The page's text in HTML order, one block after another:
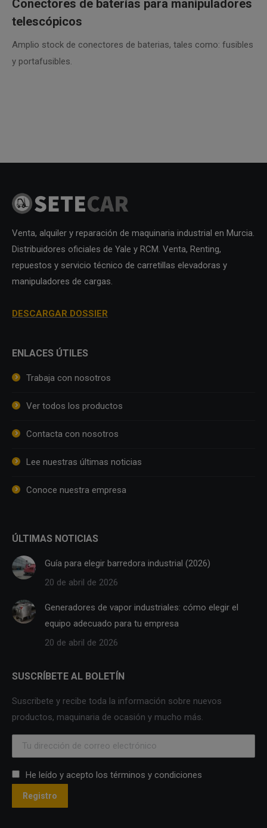
Conectores de baterías para manipuladores
telescópicos
Amplio stock de conectores de baterias, tales como: fusibles
y portafusibles.
Venta, alquiler y reparación de maquinaria industrial en Murcia.
Distribuidores oficiales de Yale y RCM. Venta, Renting,
repuestos y servicio técnico de carretillas elevadoras y
manipuladores de cargas.
DESCARGAR DOSSIER
ENLACES ÚTILES
Trabaja con nosotros
Ver todos los productos
Contacta con nosotros
Lee nuestras últimas noticias
Conoce nuestra empresa
ÚLTIMAS NOTICIAS
Guía para elegir barredora industrial (2026)
20 de abril de 2026
Generadores de vapor industriales: cómo elegir el
equipo adecuado para tu empresa
20 de abril de 2026
SUSCRÍBETE AL BOLETÍN
Suscribete y recibe toda la información sobre nuevos
productos, maquinaria de ocasión y mucho más.
He leído y acepto los términos y condiciones